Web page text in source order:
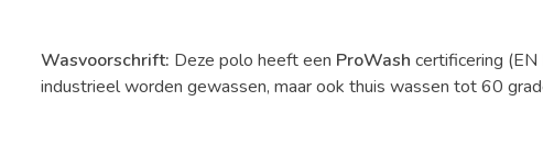
Wasvoorschrift: Deze polo heeft een ProWash certificering
industrieel worden gewassen, maar ook thuis wassen tot 60